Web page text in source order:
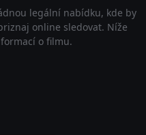
legální nabídku, kde by
online sledovat. Níže
o filmu.